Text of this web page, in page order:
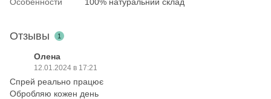
Отзывы 1
Олена
12.01.2024 в 17:21
Спрей реально працює
Обробляю кожен день